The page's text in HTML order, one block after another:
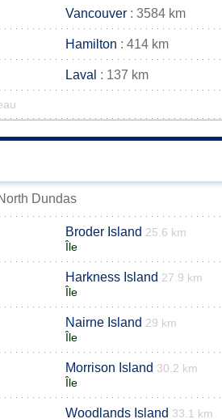
Vancouver : 3584 km
Hamilton : 414 km
Laval : 137 km
Dundas
Broder Island 25.6 km
Île
Harkness Island 27.9 km
Île
Nairne Island 29 km
Île
Morrison Island 30.2 km
Île
Woodlands Island 33.1 km